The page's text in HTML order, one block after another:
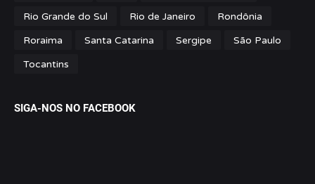
Rio Grande do Sul
Rio de Janeiro
Rondônia
Roraima
Santa Catarina Sergipe
São Paulo
Tocantins
SIGA-NOS NO FACEBOOK